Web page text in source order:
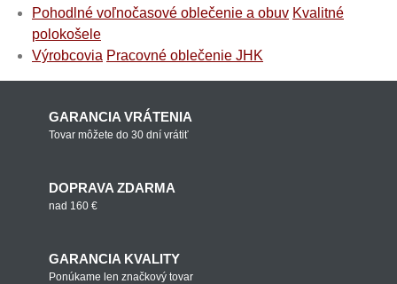
Pohodlné voľnočasové oblečenie a obuv Kvalitné
polokošele
Výrobcovia Pracovné oblečenie JHK
GARANCIA VRÁTENIA
Tovar môžete do 30 dní vrátiť
DOPRAVA ZDARMA
nad 160 €
GARANCIA KVALITY
Ponúkame len značkový tovar